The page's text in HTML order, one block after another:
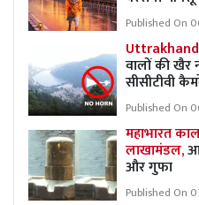
Published On
वालों की खैर
सीसीटीवी
Published On
महाभारत
लाखामंडल,
और गुफा
Published On